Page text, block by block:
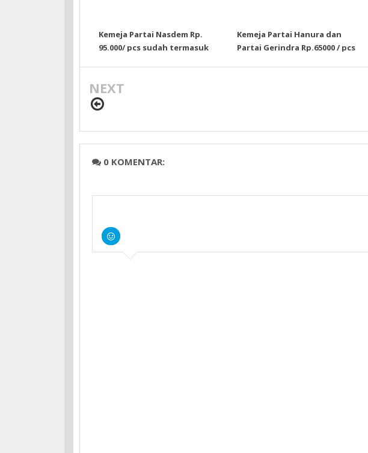
Kemeja Partai Nasdem Rp.
95.000/ pcs sudah termasuk
Kemeja Partai Hanura dan
Partai Gerindra Rp.65000 / pcs
NEXT
0 KOMENTAR: